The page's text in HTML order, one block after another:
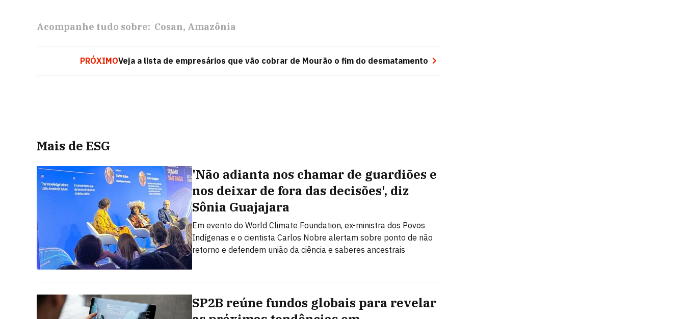
Acompanhe tudo sobre: Cosan Amazônia
PRÓXIMOVeja a lista de empresários que vão cobrar de Mourão o fim do desmatamento
Mais de ESG
'Não adianta nos chamar de guardiões e
nos deixar de fora das decisões', diz
Sônia Guajajara
Em evento do World Climate Foundation, ex-ministra dos Povos
Indígenas e o cientista Carlos Nobre alertam sobre ponto de não
retorno e defendem união da ciência e saberes ancestrais
SP2B reúne fundos globais para revelar